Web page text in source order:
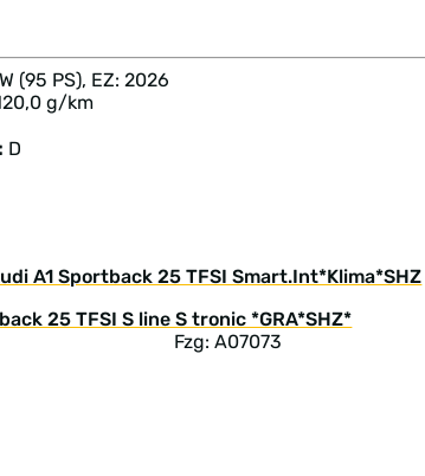
(95 PS), EZ: 2026
g/km
D
A1 Sportback 25 TFSI Smart.Int*Klima*SHZ
Fzg: A07073